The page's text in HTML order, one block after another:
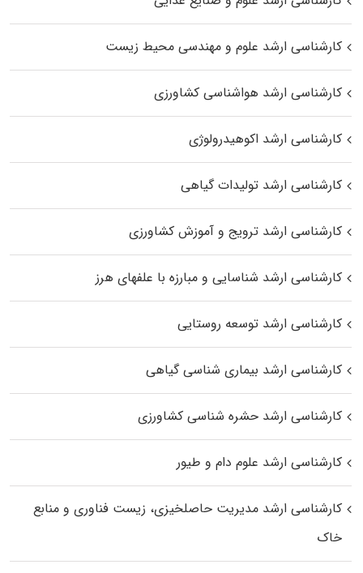
کارشناسی ارشد علوم و مهندسی محیط زیست
کارشناسی ارشد هواشناسی کشاورزی
کارشناسی ارشد اکوهیدرولوژی
کارشناسی ارشد تولیدات گیاهی
کارشناسی ارشد ترویج و آموزش کشاورزی
کارشناسی ارشد شناسایی و مبارزه با علفهای هرز
کارشناسی ارشد توسعه روستایی
کارشناسی ارشد بیماری‌ شناسی گیاهی
کارشناسی ارشد حشره‌ شناسی کشاورزی
کارشناسی ارشد علوم دام و طیور
کارشناسی ارشد مدیریت حاصلخیزی، زیست فناوری و منابع
خاک